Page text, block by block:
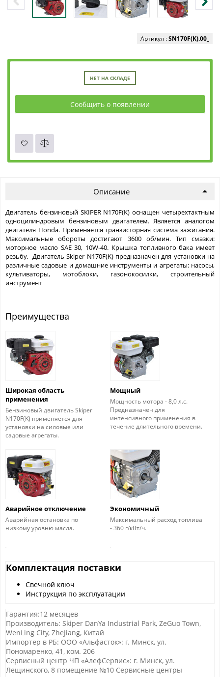
Артикул :SN170F(K).00_
НЕТ НА СКЛАДЕ
Сообщить о появлении
Описание
Двигатель бензиновый SKIPER N170F(K) оснащен четырехтактным
одноцилиндровым бензиновым двигателем. Является аналогом
двигателя Honda. Применяется транзисторная система зажигания.
Максимальные обороты достигают 3600 об/мин. Тип смазки:
моторное масло SAE 30, 10W-40. Крышка топливного бака имеет
резьбу. Двигатель Skiper N170F(K) предназначен для установки на
различные садовые и домашние инструменты и агрегаты: насосы,
культиваторы, мотоблоки, газонокосилки, строительный
инструмент
Преимущества
Широкая область
применения
Бензиновый двигатель Skiper
N170F(K) применяется для
установки на силовые или
садовые агрегаты.
Мощный
Мощность мотора - 8,0 л.с.
Предназначен для
интенсивного применения в
течение длительного времени.
Аварийное отключение
Аварийная остановка по
низкому уровню масла.
Экономичный
Максимальный расход топлива
- 360 г/кВт/ч.
Комплектация поставки
Свечной ключ
Инструкция по эксплуатации
Гарантия:12 месяцев
Производитель: Skiper DanYa Industrial Park, ZeGuo Town,
WenLing City, ZheJiang, Китай
Импортер в РБ: ООО «Альфасток»: г. Минск, ул.
Пономаренко, 41, ком. 206
Сервисный центр ЧП «АлефСервис»: г. Минск, ул.
Лещинского, 8 помещение №10 Сервисные центры